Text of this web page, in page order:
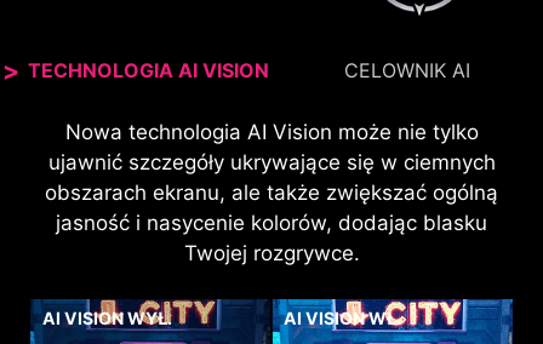
TECHNOLOGIA AI VISION CELOWNIK AI
Nowa technologia AI Vision może nie tylko
ujawnić szczegóły ukrywające się w ciemnych
obszarach ekranu, ale także zwiększać ogólną
jasność i nasycenie kolorów, dodając blasku
Twojej rozgrywce.
AI VISION WYŁ. AI VISION WŁ.
Punkt celowniczy automatycznie zmienia kolor,
dzięki czemu jest on zawsze widoczny. Eliminuje
to sytuacje, w których barwa kropki celowniczej
pokrywałaby się z kolorem tła, co stanowiłoby
problem przy celowaniu.